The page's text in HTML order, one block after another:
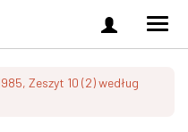
Zaloguj
się
Zeszyt 10 (2) według